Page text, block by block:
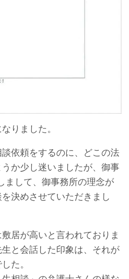
りました。
依頼をするのに、どこの法
か少し迷いましたが、御事
まして、御事務所の理念が
決めさせていただきまし
居が高いと言われておりま
と会話した印象は、それが
た。